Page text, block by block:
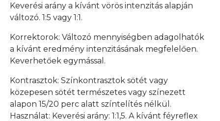
Keverési arány a kívánt vörös intenzitás alapján
változó. 1:5 vagy 1:1.
Korrektorok: Változó mennyiségben adagolhatók
a kívánt eredmény intenzitásának megfelelően.
Keverhetőek egymással.
Kontrasztok: Színkontrasztok sötét vagy
közepesen sötét természetes vagy színezett
alapon 15/20 perc alatt színtelítés nélkül.
Használat: Keverési arány: 1:1,5. A kívánt féyreflex